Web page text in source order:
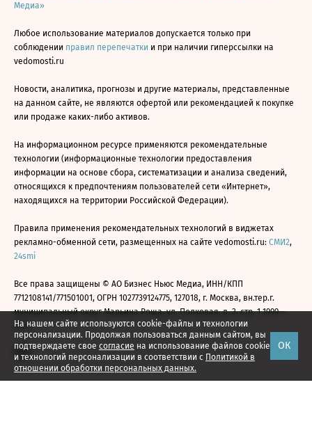
На нашем сайте используются cookie-файлы и технологии
персонализации. Продолжая пользоваться данным сайтом, вы
подтверждаете свое согласие на использование файлов cookie
и технологий персонализации в соответствии с Политикой в
отношении обработки персональных данных.
ОК
Медиа»
Любое использование материалов допускается только при
соблюдении правил перепечатки и при наличии гиперссылки на
vedomosti.ru
Новости, аналитика, прогнозы и другие материалы, представленные
на данном сайте, не являются офертой или рекомендацией к покупке
или продаже каких-либо активов.
На информационном ресурсе применяются рекомендательные
технологии (информационные технологии предоставления
информации на основе сбора, систематизации и анализа сведений,
относящихся к предпочтениям пользователей сети «Интернет»,
находящихся на территории Российской Федерации).
Правила применения рекомендательных технологий в виджетах
рекламно-обменной сети, размещенных на сайте vedomosti.ru: СМИ2,
24smi
Все права защищены © АО Бизнес Ньюс Медиа, ИНН/КПП
7712108141/771501001, ОГРН 1027739124775, 127018, г. Москва, вн.тер.г.
муниципальный округ Марьина Роща, ул. Полковая, д. 3, стр. 1 1999—
2026